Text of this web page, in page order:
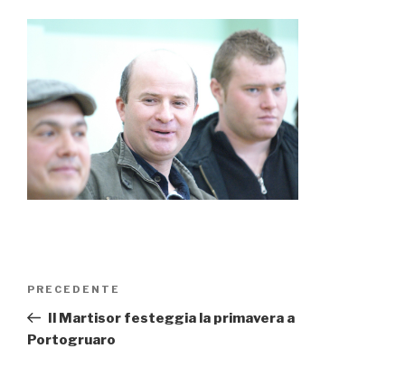
Articolo
precedente:
PRECEDENTE
Il Martisor festeggia la primavera a
Portogruaro